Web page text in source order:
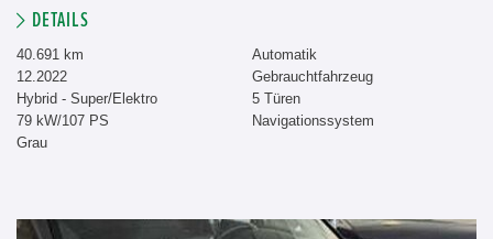
DETAILS
40.691 km
12.2022
Hybrid - Super/Elektro
79 kW/107 PS
Grau
Automatik
Gebrauchtfahrzeug
5 Türen
Navigationssystem